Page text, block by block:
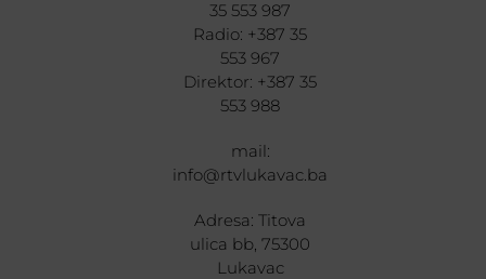
35 553 987
Radio: +387 35
553 967
Direktor: +387 35
553 988
mail:
info@rtvlukavac.ba
Adresa: Titova
ulica bb, 75300
Lukavac